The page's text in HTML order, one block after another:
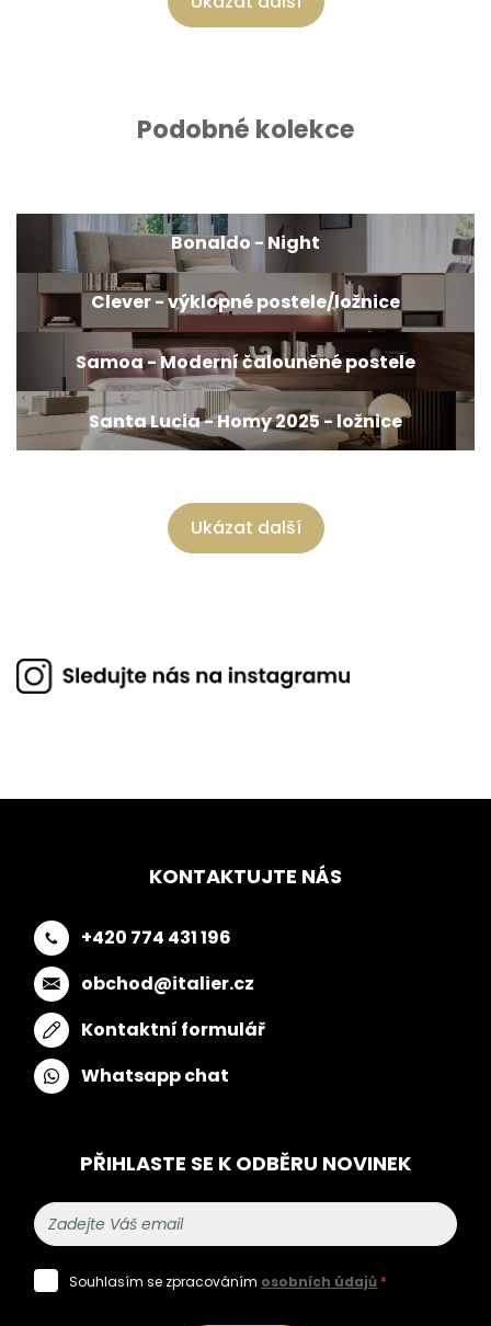
Podobné kolekce
Bonaldo - Night
Clever - výklopné postele/ložnice
Samoa - Moderní čalouněné postele
Santa Lucia - Homy 2025 - ložnice
Ukázat další
KONTAKTUJTE NÁS
+420 774 431 196
obchod@italier.cz
Kontaktní formulář
Whatsapp chat
PŘIHLASTE SE K ODBĚRU NOVINEK
Souhlasím se zpracováním osobních údajů *